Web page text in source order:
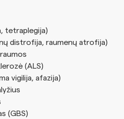
tetraplegija)
distrofija, raumenų atrofija)
(ALS)
vigilija, afazija)
(GBS)